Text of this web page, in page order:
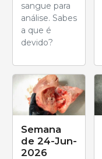
sangue para
análise. Sabes
a que é
devido?
Semana
de 24-Jun-
2026